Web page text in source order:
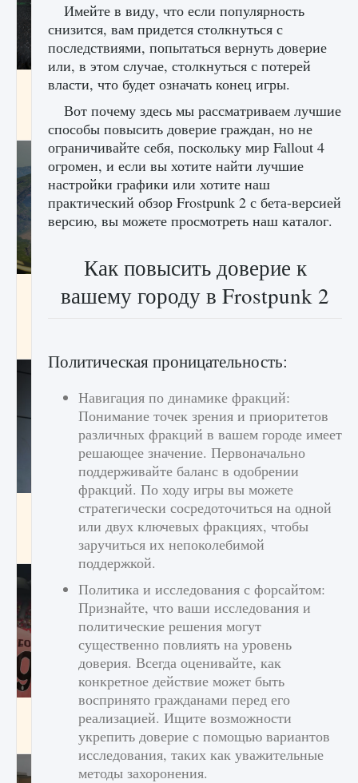
лицензии, лиги, команды и стадионы в EA
9 августа 2024 2 395
Как исправить ошибку Palworld EPalworld
«Идет сохранение мира — Невозможно
Все новые функции в режиме карьеры EA
9 августа 2024 2 096 0 2
Входят ли «Милан» и «Интер» в EA FC 25
9 августа 2024 2 064 0 1
Имейте в виду, что если популярность
снизится, вам придется столкнуться с
последствиями, попытаться вернуть доверие
или, в этом случае, столкнуться с потерей
власти, что будет означать конец игры.
Вот почему здесь мы рассматриваем лучшие
способы повысить доверие граждан, но не
ограничивайте себя, поскольку мир Fallout 4
огромен, и если вы хотите найти лучшие
настройки графики или хотите наш
практический обзор Frostpunk 2 с бета-версией
версию, вы можете просмотреть наш каталог.
Как повысить доверие к
вашему городу в Frostpunk 2
Политическая проницательность:
Навигация по динамике фракций:
Понимание точек зрения и приоритетов
различных фракций в вашем городе имеет
решающее значение. Первоначально
поддерживайте баланс в одобрении
фракций. По ходу игры вы можете
стратегически сосредоточиться на одной
или двух ключевых фракциях, чтобы
заручиться их непоколебимой
поддержкой.
Политика и исследования с форсайтом:
Признайте, что ваши исследования и
политические решения могут
существенно повлиять на уровень
доверия. Всегда оценивайте, как
конкретное действие может быть
воспринято гражданами перед его
реализацией. Ищите возможности
укрепить доверие с помощью вариантов
исследования, таких как уважительные
методы захоронения.